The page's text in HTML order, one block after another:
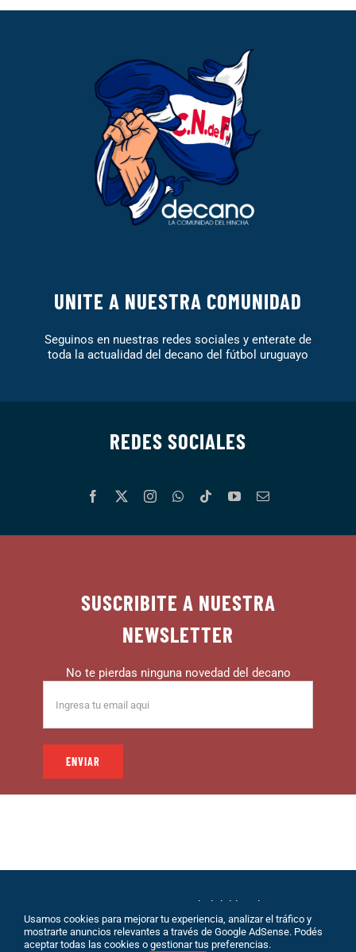
UNITE A NUESTRA COMUNIDAD
Seguinos en nuestras redes sociales y enterate de
toda la actualidad del decano del fútbol uruguayo
REDES SOCIALES
SUSCRIBITE A NUESTRA
NEWSLETTER
No te pierdas ninguna novedad del decano
© 1999 – DECANO – La comunidad del hincha |
Desarrollo: Eolio |Políticas de Privacidad|Sobre
Nosotros|Terminos de Servicio|Contacto
Usamos cookies para mejorar tu experiencia, analizar el tráfico y
mostrarte anuncios relevantes a través de Google AdSense. Podés
aceptar todas las cookies o gestionar tus preferencias.